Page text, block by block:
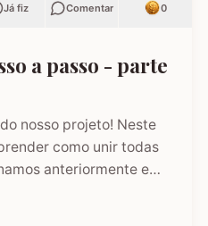
Já fiz Comentar 0
a passo - parte
nosso projeto! Neste
como unir todas
anteriormente e
é a fase onde o
atenção aos